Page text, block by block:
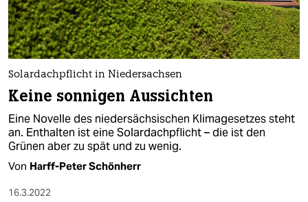
Solardachpflicht in Niedersachsen
Keine sonnigen Aussichten
Eine Novelle des niedersächsischen Klimagesetzes steht
an. Enthalten ist eine Solardachpflicht – die ist den
Grünen aber zu spät und zu wenig.
Von Harff-Peter Schönherr
16.3.2022